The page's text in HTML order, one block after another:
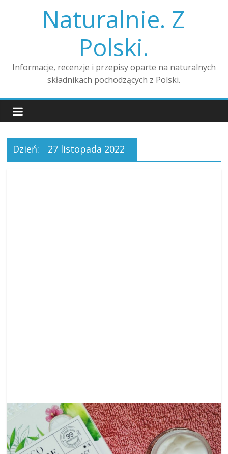
Naturalnie. Z
Polski.
Informacje, recenzje i przepisy oparte na naturalnych
składnikach pochodzących z Polski.
Dzień: 27 listopada 2022